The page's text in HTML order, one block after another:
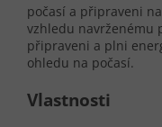
počasí a připraveni
vzhledu navrženému
připraveni a plni
ohledu na počasí.
Vlastnosti